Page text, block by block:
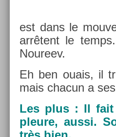
est dans le
arrêtent le
Noureev.
Eh ben ouais, il
mais chacun a
Les plus : Il fait
pleure, aussi.